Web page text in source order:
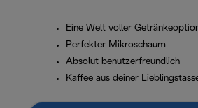
Eine Welt voller
Perfekter Mikroschaum
Absolut benutzerfreundlich
Kaffee aus deiner